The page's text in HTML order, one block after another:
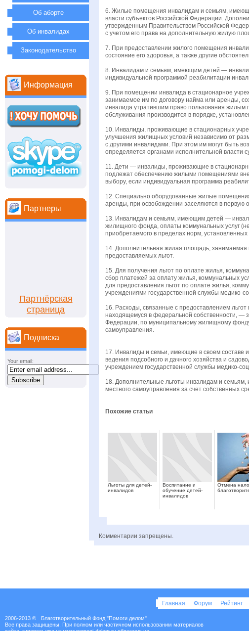
6. Жилые помещения инвалидам и семьям,
власти субъектов Российской Федерации.
утвержденным Правительством Российской
с учетом его права на дополнительную жилую
7. При предоставлении жилого помещения
состояние его здоровья, а также другие
8. Инвалидам и семьям, имеющим детей —
индивидуальной программой реабилитации
9. При помещении инвалида в стационарное
занимаемое им по договору найма или аренды,
инвалида утратившим право пользования жилым
обслуживания производится в порядке,
10. Инвалиды, проживающие в стационарных
улучшения жилищных условий независимо от
с другими инвалидами. При этом им могут быть
определяется органами исполнительной власти
11. Дети — инвалиды, проживающие в
подлежат обеспечению жилыми помещениями вне
выбору, если индивидуальная программа
12. Специально оборудованные жилые
аренды, при освобождении заселяются в
13. Инвалидам и семьям, имеющим детей —
жилищного фонда, оплаты коммунальных услуг
приобретаемого в пределах норм,
14. Дополнительная жилая площадь, занимаемая
предоставляемых льгот.
15. Для получения льгот по оплате жилья,
сбор платежей за оплату жилья, коммунальных
для предоставления льгот по оплате жилья,
учреждениями государственной службы медико-
16. Расходы, связанные с предоставлением
находящемуся в федеральной собственности, —
Федерации, по муниципальному жилищному
самоуправления.
17. Инвалиды и семьи, имеющие в своем составе
ведения подсобного и дачного хозяйства и
учреждением государственной службы медико-
18. Дополнительные льготы инвалидам и семьям,
местного самоуправления за счет собственных
Похожие статьи
Льготы для детей-
инвалидов
Воспитание и
обучение детей-
инвалидов
Отмена
Комментарии запрещены.
Об аборте
Об инвалидах
Законодательство
Информация
Партнеры
Партнёрская
страница
Подписка
Your email:
Главная Форум Рейтинг
2006-2013 ©
Благотворительный Фонд "Помоги делом"
Все права защищены. При полном или частичном использованим материалов